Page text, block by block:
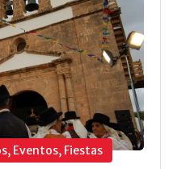
Eventos, Fiestas